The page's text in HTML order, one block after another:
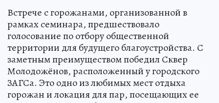
Встрече с горожанами, организованной в
рамках семинара, предшествовало
голосование по отбору общественной
территории для будущего благоустройства. С
заметным преимуществом победил Сквер
Молодожёнов, расположенный у городского
ЗАГСа. Это одно из любимых мест отдыха
горожан и локация для пар, посещающих ее